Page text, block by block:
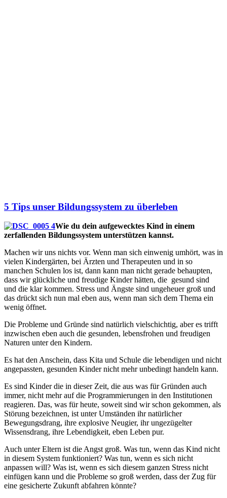
5 Tips unser Bildungssystem zu überleben
Wie du dein aufgewecktes Kind in einem
zerfallenden Bildungssystem unterstützen kannst.
Machen wir uns nichts vor. Wenn man sich einwenig umhört, was in
vielen Kindergärten, bei Ärzten und Therapeuten und in so
manchen Schulen los ist, dann kann man nicht gerade behaupten,
dass wir glückliche und freudige Kinder hätten, die gesund sind
und die klar kommen. Stress und Ängste sind ungeheuer groß und
das drückt sich nun mal eben aus, wenn man sich dem Thema ein
wenig öffnet.
Die Probleme und Gründe sind natürlich vielschichtig, aber es trifft
inzwischen eben auch die gesunden, lebensfrohen und freudigen
Naturen unter den Kindern.
Es hat den Anschein, dass Kita und Schule die lebendigen und nicht
angepassten, gesunden Kinder nicht mehr unbedingt handeln kann.
Es sind Kinder die in dieser Zeit, die aus was für Gründen auch
immer, nicht mehr auf die Programmierungen in den Institutionen
reagieren. Das, was für heute, soweit sind wir schon gekommen, als
Störung bezeichnen, ist unter Umständen ihr natürlicher
Bewegungsdrang, ihre explosive Neugier, ihr ungezügelter
Wissensdrang, ihre Lebendigkeit, eben Leben pur.
Auch unter Eltern ist die Angst groß. Was tun, wenn das Kind nicht
in diesem System funktioniert? Was tun, wenn es sich nicht
anpassen will? Was ist, wenn es sich diesem ganzen Stress nicht
einfügen kann und die Probleme so groß werden, dass der Zug für
eine gesicherte Zukunft abfahren könnte?